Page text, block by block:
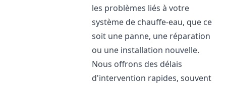
les problèmes liés à votre
système de chauffe-eau, que ce
soit une panne, une réparation
ou une installation nouvelle.
Nous offrons des délais
d'intervention rapides, souvent